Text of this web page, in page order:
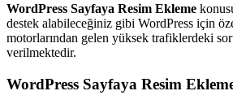
WordPress Sayfaya Resim Ekleme
destek alabileceğiniz gibi WordPress için
motorlarından gelen yüksek trafiklerdeki
verilmektedir.
WordPress Sayfaya Resim